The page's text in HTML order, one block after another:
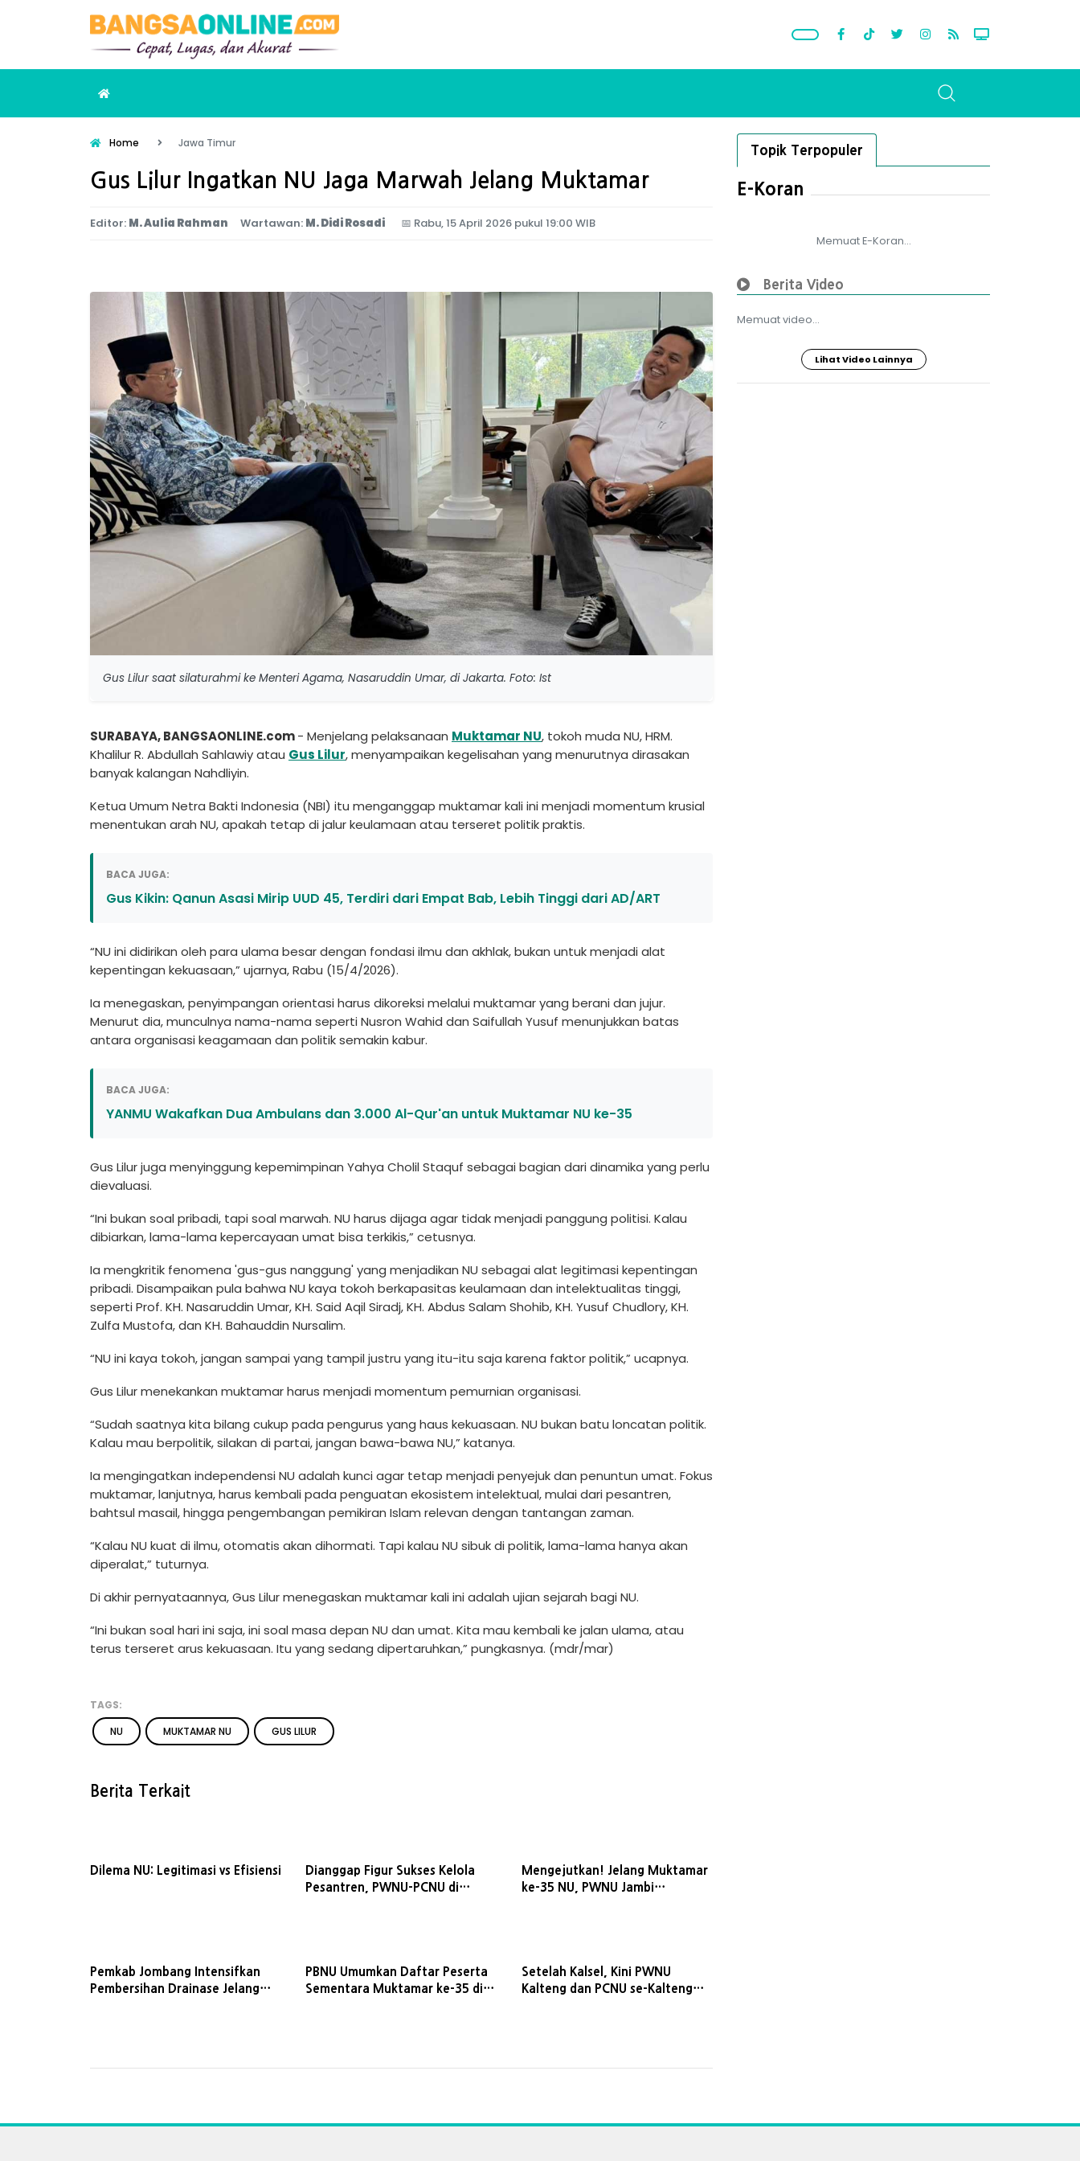
Home Jawa Timur
Gus Lilur Ingatkan NU Jaga Marwah Jelang Muktamar
Editor: M. Aulia Rahman Wartawan: M. Didi Rosadi 📅 Rabu, 15 April 2026 pukul 19:00 WIB
Gus Lilur saat silaturahmi ke Menteri Agama, Nasaruddin Umar, di Jakarta. Foto: Ist
SURABAYA, BANGSAONLINE.com- Menjelang pelaksanaan Muktamar NU, tokoh muda NU, HRM.
Khalilur R. Abdullah Sahlawiy atau Gus Lilur, menyampaikan kegelisahan yang menurutnya dirasakan
banyak kalangan Nahdliyin.
Ketua Umum Netra Bakti Indonesia (NBI) itu menganggap muktamar kali ini menjadi momentum krusial
menentukan arah NU, apakah tetap di jalur keulamaan atau terseret politik praktis.
BACA JUGA:
Gus Kikin: Qanun Asasi Mirip UUD 45, Terdiri dari Empat Bab, Lebih Tinggi dari AD/ART
“NU ini didirikan oleh para ulama besar dengan fondasi ilmu dan akhlak, bukan untuk menjadi alat
kepentingan kekuasaan,” ujarnya, Rabu (15/4/2026).
Ia menegaskan, penyimpangan orientasi harus dikoreksi melalui muktamar yang berani dan jujur.
Menurut dia, munculnya nama-nama seperti Nusron Wahid dan Saifullah Yusuf menunjukkan batas
antara organisasi keagamaan dan politik semakin kabur.
BACA JUGA:
YANMU Wakafkan Dua Ambulans dan 3.000 Al-Qur'an untuk Muktamar NU ke-35
Gus Lilur juga menyinggung kepemimpinan Yahya Cholil Staquf sebagai bagian dari dinamika yang perlu
dievaluasi.
“Ini bukan soal pribadi, tapi soal marwah. NU harus dijaga agar tidak menjadi panggung politisi. Kalau
dibiarkan, lama-lama kepercayaan umat bisa terkikis,” cetusnya.
Ia mengkritik fenomena 'gus-gus nanggung' yang menjadikan NU sebagai alat legitimasi kepentingan
pribadi. Disampaikan pula bahwa NU kaya tokoh berkapasitas keulamaan dan intelektualitas tinggi,
seperti Prof. KH. Nasaruddin Umar, KH. Said Aqil Siradj, KH. Abdus Salam Shohib, KH. Yusuf Chudlory, KH.
Zulfa Mustofa, dan KH. Bahauddin Nursalim.
“NU ini kaya tokoh, jangan sampai yang tampil justru yang itu-itu saja karena faktor politik,” ucapnya.
Gus Lilur menekankan muktamar harus menjadi momentum pemurnian organisasi.
“Sudah saatnya kita bilang cukup pada pengurus yang haus kekuasaan. NU bukan batu loncatan politik.
Kalau mau berpolitik, silakan di partai, jangan bawa-bawa NU,” katanya.
Ia mengingatkan independensi NU adalah kunci agar tetap menjadi penyejuk dan penuntun umat. Fokus
muktamar, lanjutnya, harus kembali pada penguatan ekosistem intelektual, mulai dari pesantren,
bahtsul masail, hingga pengembangan pemikiran Islam relevan dengan tantangan zaman.
“Kalau NU kuat di ilmu, otomatis akan dihormati. Tapi kalau NU sibuk di politik, lama-lama hanya akan
diperalat,” tuturnya.
Di akhir pernyataannya, Gus Lilur menegaskan muktamar kali ini adalah ujian sejarah bagi NU.
“Ini bukan soal hari ini saja, ini soal masa depan NU dan umat. Kita mau kembali ke jalan ulama, atau
terus terseret arus kekuasaan. Itu yang sedang dipertaruhkan,” pungkasnya. (mdr/mar)
TAGS:
NU
MUKTAMAR NU GUS LILUR
Berita Terkait
Dilema NU: Legitimasi vs Efisiensi
Dianggap Figur Sukses Kelola
Pesantren, PWNU-PCNU di
Mengejutkan! Jelang Muktamar
ke-35 NU, PWNU Jambi
Pemkab Jombang Intensifkan
Pembersihan Drainase Jelang
PBNU Umumkan Daftar Peserta
Sementara Muktamar ke-35 di
Setelah Kalsel, Kini PWNU
Kalteng dan PCNU se-Kalteng
Topik Terpopuler
E-Koran
Memuat E-Koran...
Berita Video
Memuat video...
Lihat Video Lainnya